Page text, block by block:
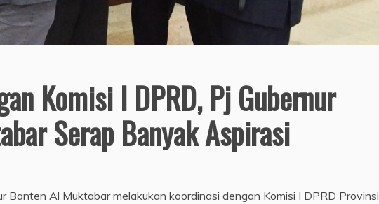
Komisi I DPRD, Pj Gubernur
Serap Banyak Aspirasi
Banten Al Muktabar melakukan koordinasi dengan Komisi I DPRD Provinsi